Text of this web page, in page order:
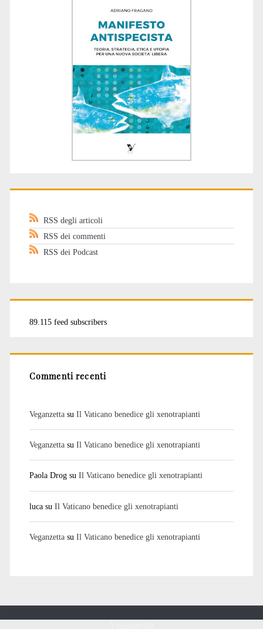
RSS degli articoli
RSS dei commenti
RSS dei Podcast
89.115 feed subscribers
Commenti recenti
Veganzettasu Il Vaticano benedice gli xenotrapianti
Veganzettasu Il Vaticano benedice gli xenotrapianti
Paola Drogsu Il Vaticano benedice gli xenotrapianti
lucasu Il Vaticano benedice gli xenotrapianti
Veganzettasu Il Vaticano benedice gli xenotrapianti